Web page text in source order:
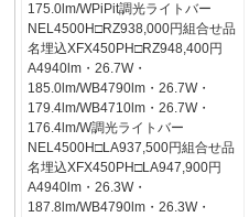
175.0lm/WPiPit調光ライトバー
NEL4500H□RZ938,000円組合せ品
名埋込XFX450PH□RZ948,400円
A4940lm・26.7W・
185.0lm/WB4790lm・26.7W・
179.4lm/WB4710lm・26.7W・
176.4lm/W調光ライトバー
NEL4500H□LA937,500円組合せ品
名埋込XFX450PH□LA947,900円
A4940lm・26.3W・
187.8lm/WB4790lm・26.3W・